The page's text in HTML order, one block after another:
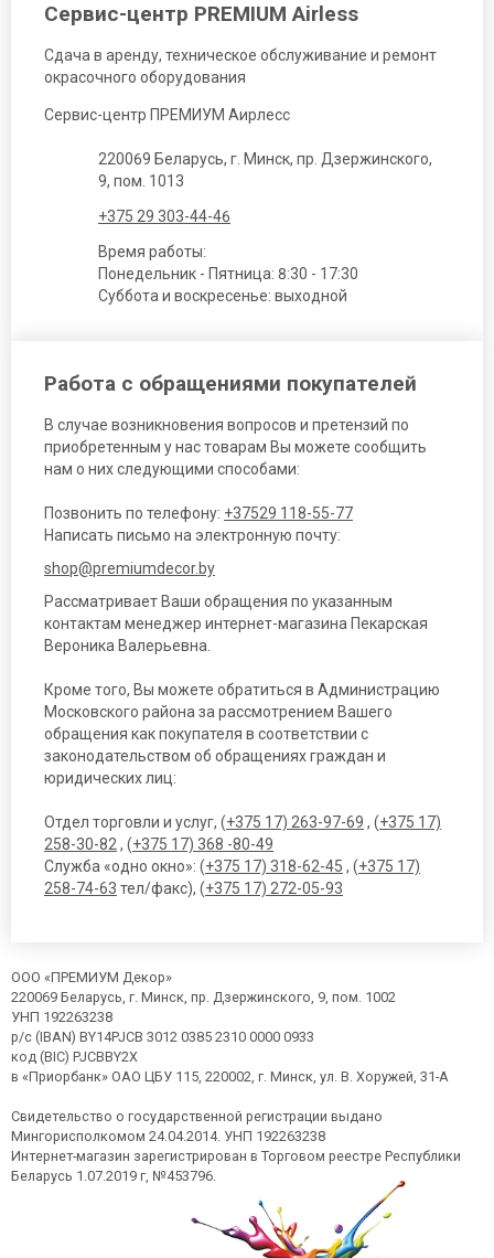
Сервис-центр PREMIUM Airless
Сдача в аренду, техническое обслуживание и ремонт
окрасочного оборудования
Сервис-центр ПРЕМИУМ Аирлесс
220069 Беларусь, г. Минск, пр. Дзержинского,
9, пом. 1013
+375 29 303-44-46
Время работы:
Понедельник - Пятница: 8:30 - 17:30
Суббота и воскресенье: выходной
Работа с обращениями покупателей
В случае возникновения вопросов и претензий по
приобретенным у нас товарам Вы можете сообщить
нам о них следующими способами:
Позвонить по телефону: +37529 118-55-77
Написать письмо на электронную почту:
shop@premiumdecor.by
Рассматривает Ваши обращения по указанным
контактам менеджер интернет-магазина Пекарская
Вероника Валерьевна.
Кроме того, Вы можете обратиться в Администрацию
Московского района за рассмотрением Вашего
обращения как покупателя в соответствии с
законодательством об обращениях граждан и
юридических лиц:
Отдел торговли и услуг, (+375 17) 263-97-69 , (+375 17)
258-30-82 , (+375 17) 368 -80-49
Служба «одно окно»: (+375 17) 318-62-45 , (+375 17)
258-74-63 тел/факс), (+375 17) 272-05-93
ООО «ПРЕМИУМ Декор»
220069 Беларусь, г. Минск, пр. Дзержинского, 9, пом. 1002
УНП 192263238
р/с (IBAN) BY14PJCB 3012 0385 2310 0000 0933
код (BIC) PJCBBY2X
в «Приорбанк» ОАО ЦБУ 115, 220002, г. Минск, ул. В. Хоружей, 31-А
Свидетельство о государственной регистрации выдано
Мингорисполкомом 24.04.2014. УНП 192263238
Интернет-магазин зарегистрирован в Торговом реестре Республики
Беларусь 1.07.2019 г, №453796.